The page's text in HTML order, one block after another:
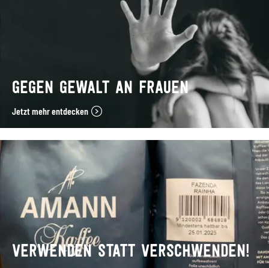
GEGEN GEWALT AN FRAUEN
Jetzt mehr entdecken
VERWENDEN STATT VERSCHWENDEN!